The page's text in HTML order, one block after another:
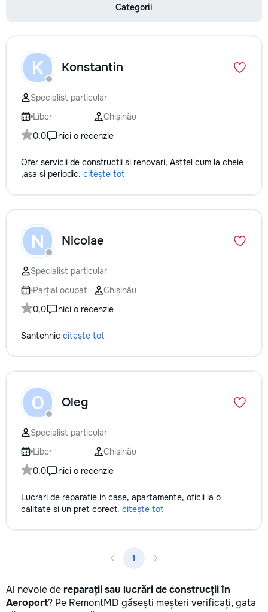
мини-группы ✔
Помощь по
Categorii
K Konstantin
Specialist particular
Liber
Chișinău
0,0
nici o recenzie
Ofer servicii de constructii si renovari, Astfel cum la cheie
,asa si periodic. citește tot
N Nicolae
Specialist particular
Parțial ocupat
Chișinău
0,0
nici o recenzie
Santehnic citește tot
O Oleg
Specialist particular
Liber
Chișinău
0,0
nici o recenzie
Lucrari de reparatie in case, apartamente, oficii la o
calitate si un pret corect. citește tot
1
Ai nevoie dereparații sau lucrări de construcții în
Aeroport? Pe RemontMD găsești meșteri verificați, gata